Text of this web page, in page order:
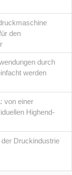
den
durch
werden
von einer
Highend-
Druckindustrie